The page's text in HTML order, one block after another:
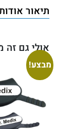
תיאור
אולי גם זה
מבצע!